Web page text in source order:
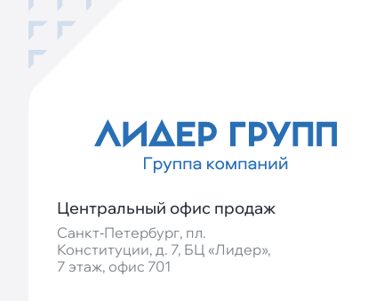
Центральный офис продаж
Санкт‐Петербург, пл.
Конституции, д. 7, БЦ «Лидер»,
7 этаж, офис 701